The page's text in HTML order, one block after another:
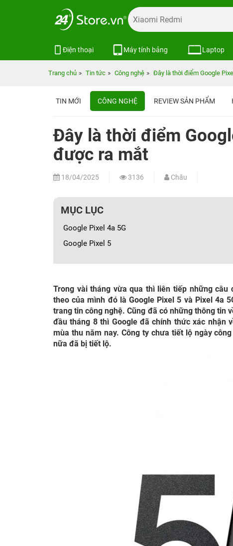
Điện thoại Máy tính bảng Laptop
Trang chủ Tin tức Công nghệ Đây là thời điểm Google
TIN MỚI CÔNG NGHỆ REVIEW SẢN PHẨM
Đây là thời điểm
được ra mắt
18/04/2025 3136 Châu
MỤC LỤC
Google Pixel 4a 5G
Google Pixel 5
Trong vài tháng vừa qua thì liên tiếp những
theo của mình đó là Google Pixel 5 và Pixel 4a
trang tin công nghệ. Cũng đã có những thông tin
đầu tháng 8 thì Google đã chính thức xác nhận
mùa thu năm nay. Công ty chưa tiết lộ ngày
nữa đã bị tiết lộ.